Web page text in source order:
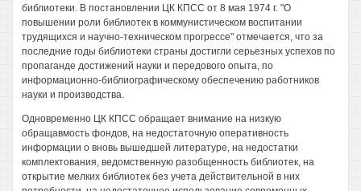
библиотеки. В постановлении ЦК КПСС от 8 мая 1974 г. "О
повышении роли библиотек в коммунистическом воспитании
трудящихся и научно-техническом прогрессе" отмечается, что за
последние годы библиотеки страны достигли серьезных успехов по
пропаганде достижений науки и передового опыта, по
информационно-библиографическому обеспечению работников
науки и производства.
Одновременно ЦК КПСС обращает внимание на низкую
обращавмость фондов, на недостаточную оперативность
информации о вновь вышедшей литературе, на недостатки
комплектования, ведомственную разобщенность библиотек, на
открытие мелких библиотек без учета действительной в них